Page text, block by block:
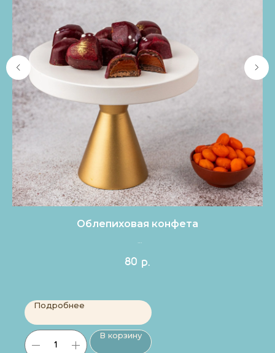
Облепиховая конфета
Цена за 1шт.
80 р.
Подробнее
В корзину